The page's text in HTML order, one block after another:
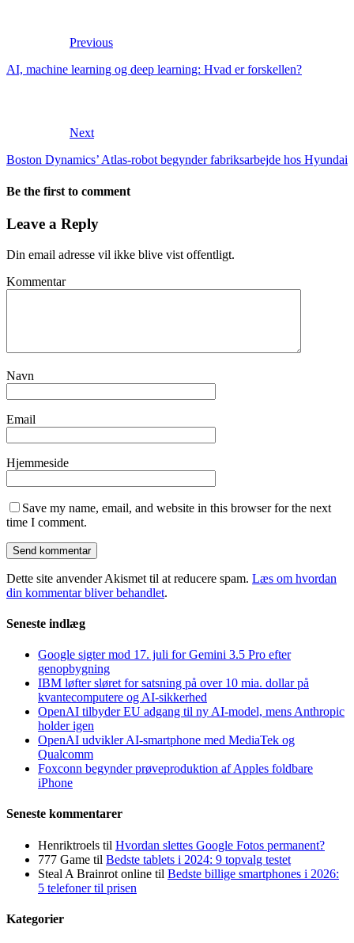
Previous
AI, machine learning og deep learning: Hvad er forskellen?
Next
Boston Dynamics’ Atlas-robot begynder fabriksarbejde hos Hyundai
Be the first to comment
Leave a Reply
Din email adresse vil ikke blive vist offentligt.
Kommentar
Navn
Email
Hjemmeside
Save my name, email, and website in this browser for the next
time I comment.
Dette site anvender Akismet til at reducere spam. Læs om hvordan
din kommentar bliver behandlet.
Seneste indlæg
Google sigter mod 17. juli for Gemini 3.5 Pro efter
genopbygning
IBM løfter sløret for satsning på over 10 mia. dollar på
kvantecomputere og AI-sikkerhed
OpenAI tilbyder EU adgang til ny AI-model, mens Anthropic
holder igen
OpenAI udvikler AI-smartphone med MediaTek og
Qualcomm
Foxconn begynder prøveproduktion af Apples foldbare
iPhone
Seneste kommentarer
Henriktroels til Hvordan slettes Google Fotos permanent?
777 Game til Bedste tablets i 2024: 9 topvalg testet
Steal A Brainrot online til Bedste billige smartphones i 2026:
5 telefoner til prisen
Kategorier